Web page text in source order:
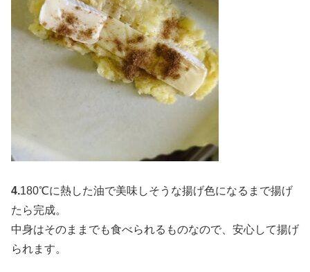
4.180℃に熱した油で美味しそうな揚げ色になるまで揚げ
たら完成。
中身はそのままでも食べられるものなので、安心して揚げ
られます。